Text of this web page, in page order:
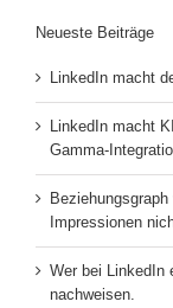
Neueste Beiträge
LinkedIn macht
LinkedIn macht
Gamma-
Impressionen
Wer bei LinkedIn
nachweisen.